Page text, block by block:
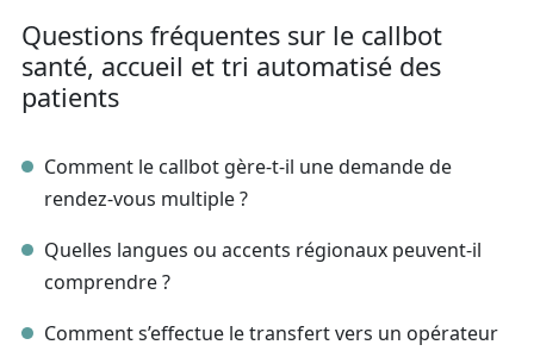
Questions fréquentes sur le callbot
santé, accueil et tri automatisé des
patients
Comment le callbot gère-t-il une demande de
rendez-vous multiple ?
Quelles langues ou accents régionaux peuvent-il
comprendre ?
Comment s’effectue le transfert vers un opérateur